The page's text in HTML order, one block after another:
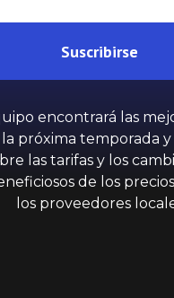
Suscribirse
encontrará las
próxima temporada y
las tarifas y los
de los
los proveedores